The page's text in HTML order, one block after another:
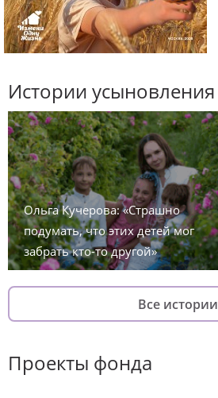
Истории усыновления
Ольга Кучерова: «Страшно
подумать, что этих детей мог
забрать кто-то другой»
Все истории
Проекты фонда